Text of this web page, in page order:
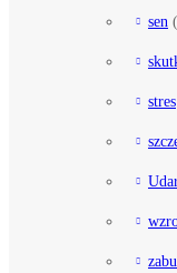
sen
stres